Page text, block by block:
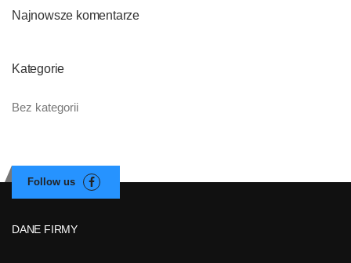
Najnowsze komentarze
Kategorie
Bez kategorii
DANE FIRMY